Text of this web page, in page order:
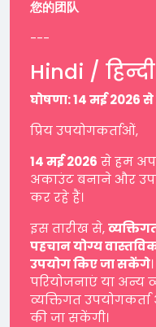
您的团队
---
Hindi / हिन्दी
घोषणा: 14 मई 2026
प्रिय उपयोगकर्ताओं,
14 मई 2026 से हम
अकाउंट बनाने और
कर रहे हैं।
इस तारीख से,
पहचान योग्य वास्तविक
उपयोग किए जा सकेंगे
परियोजनाएं या अन्य
व्यक्तिगत
की जा सकेंगी।